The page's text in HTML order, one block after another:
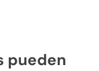
mentalidad